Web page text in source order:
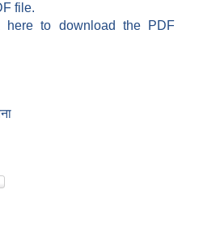
file.
here to download the PDF